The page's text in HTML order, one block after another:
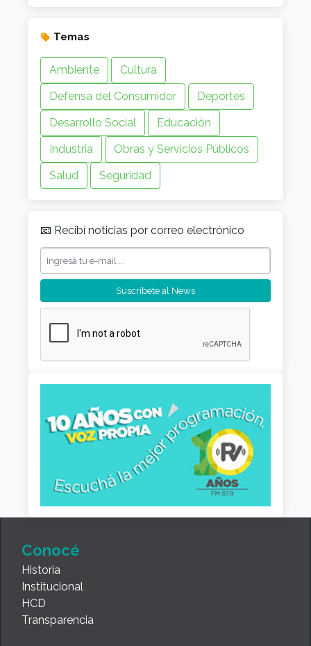
Temas
Ambiente
Cultura
Defensa del Consumidor
Deportes
Desarrollo Social
Educación
Industria
Obras y Servicios Públicos
Salud
Seguridad
📧 Recibí noticias por correo electrónico
Conocé
Historia
Institucional
HCD
Transparencia